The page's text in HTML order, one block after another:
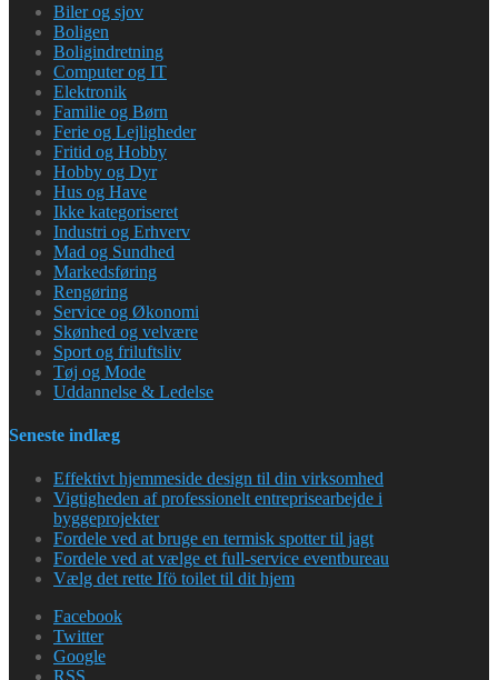
Biler og sjov
Boligen
Boligindretning
Computer og IT
Elektronik
Familie og Børn
Ferie og Lejligheder
Fritid og Hobby
Hobby og Dyr
Hus og Have
Ikke kategoriseret
Industri og Erhverv
Mad og Sundhed
Markedsføring
Rengøring
Service og Økonomi
Skønhed og velvære
Sport og friluftsliv
Tøj og Mode
Uddannelse & Ledelse
Seneste indlæg
Effektivt hjemmeside design til din virksomhed
Vigtigheden af professionelt entreprisearbejde i
byggeprojekter
Fordele ved at bruge en termisk spotter til jagt
Fordele ved at vælge et full-service eventbureau
Vælg det rette Ifö toilet til dit hjem
Facebook
Twitter
Google